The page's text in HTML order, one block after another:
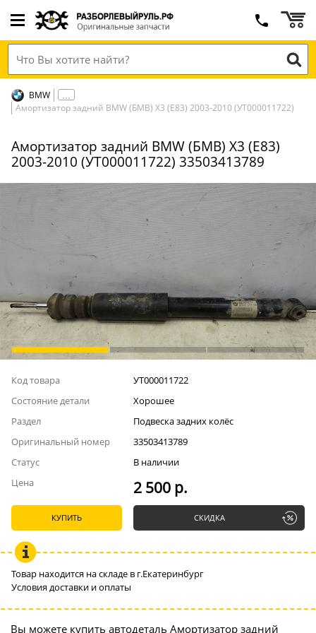
BMW
Амортизатор задний BMW (БМВ) X3 (E83) 2003-2010 (УТ000011722)
Амортизатор задний BMW (БМВ) X3 (E83)
2003-2010 (УТ000011722) 33503413789
Код товара
УТ000011722
Состояние детали
Хорошее
Раздел
Подвеска задних колёс
Оригинальный номер
33503413789
Статус
В наличии
Цена
2 500 р.
КУПИТЬ СКИДКА
Товар находится на складе в г.Екатеринбург
Условия доставки и оплаты
Вы можете купить автодеталь Амортизатор задний